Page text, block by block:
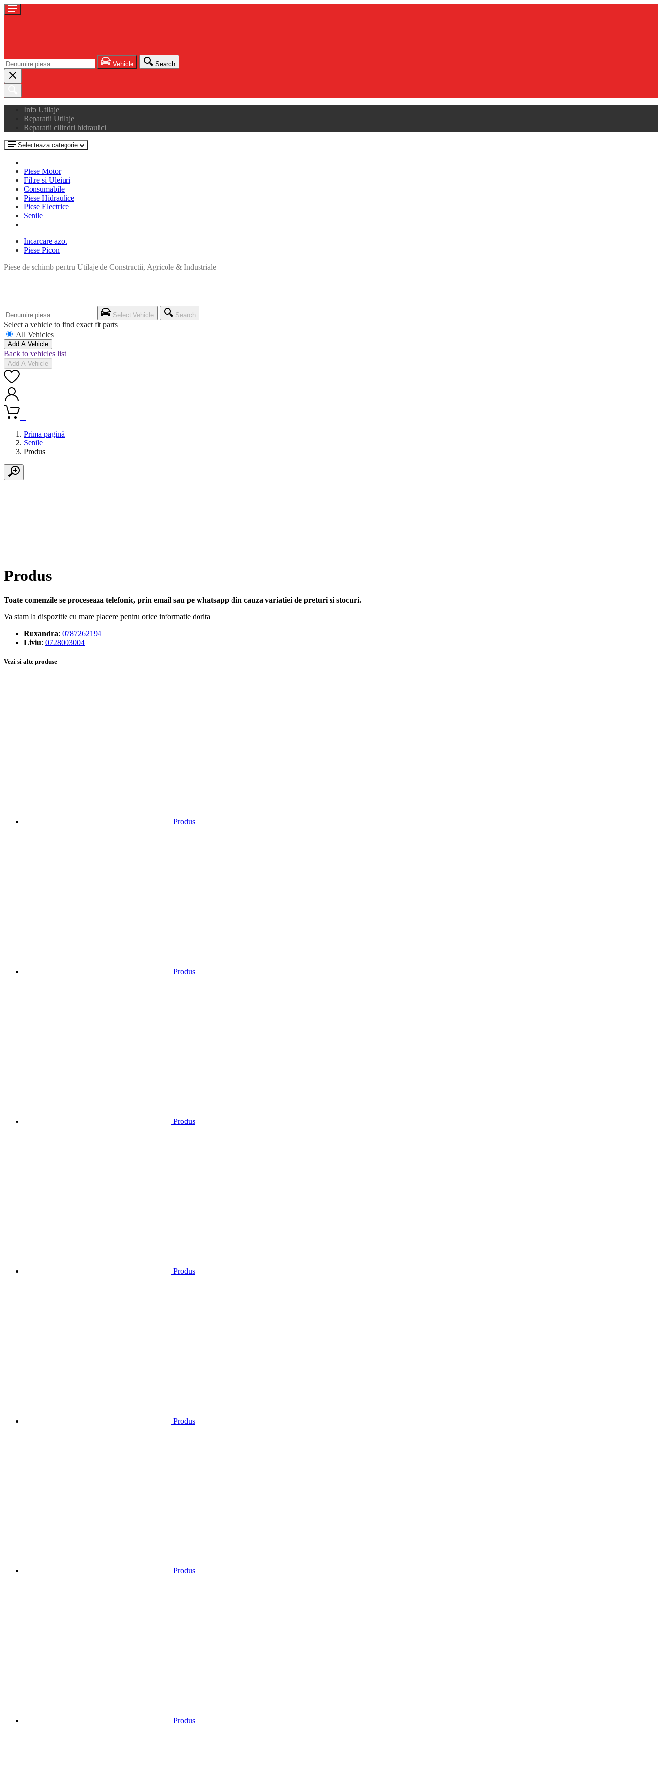
Vehicle Search
Info Utilaje
Reparatii Utilaje
Reparatii cilindri hidraulici
Selecteaza categorie
Piese Motor
Filtre si Uleiuri
Consumabile
Piese Hidraulice
Piese Electrice
Senile
Incarcare azot
Piese Picon
Piese de schimb pentru Utilaje de Constructii, Agricole & Industriale
Select Vehicle Search
Select a vehicle to find exact fit parts
All Vehicles
Add A Vehicle
Back to vehicles list
Add A Vehicle
Prima pagină
Senile
Produs
Produs
Toate comenzile se proceseaza telefonic, prin email sau pe whatsapp din cauza variatiei de preturi si stocuri.
Va stam la dispozitie cu mare placere pentru orice informatie dorita
Ruxandra: 0787262194
Liviu: 0728003004
Vezi si alte produse
Produs
Produs
Produs
Produs
Produs
Produs
Produs